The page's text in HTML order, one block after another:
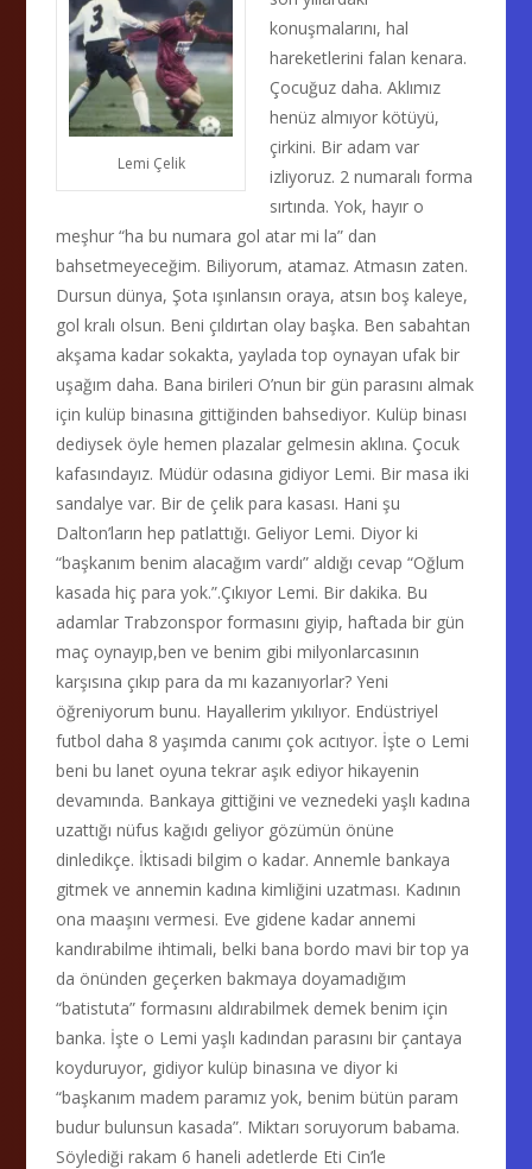
Lemi Çelik
konuşmalarını, hal
hareketlerini falan kenara.
Çocuğuz daha. Aklımız
henüz almıyor kötüyü,
çirkini. Bir adam var
izliyoruz. 2 numaralı forma
sırtında. Yok, hayır o
meşhur “ha bu numara gol atar mi la” dan
bahsetmeyeceğim. Biliyorum, atamaz. Atmasın zaten.
Dursun dünya, Şota ışınlansın oraya, atsın boş kaleye,
gol kralı olsun. Beni çıldırtan olay başka. Ben sabahtan
akşama kadar sokakta, yaylada top oynayan ufak bir
uşağım daha. Bana birileri O’nun bir gün parasını almak
için kulüp binasına gittiğinden bahsediyor. Kulüp binası
dediysek öyle hemen plazalar gelmesin aklına. Çocuk
kafasındayız. Müdür odasına gidiyor Lemi. Bir masa iki
sandalye var. Bir de çelik para kasası. Hani şu
Dalton’ların hep patlattığı. Geliyor Lemi. Diyor ki
“başkanım benim alacağım vardı” aldığı cevap “Oğlum
kasada hiç para yok.”.Çıkıyor Lemi. Bir dakika. Bu
adamlar Trabzonspor formasını giyip, haftada bir gün
maç oynayıp,ben ve benim gibi milyonlarcasının
karşısına çıkıp para da mı kazanıyorlar? Yeni
öğreniyorum bunu. Hayallerim yıkılıyor. Endüstriyel
futbol daha 8 yaşımda canımı çok acıtıyor. İşte o Lemi
beni bu lanet oyuna tekrar aşık ediyor hikayenin
devamında. Bankaya gittiğini ve veznedeki yaşlı kadına
uzattığı nüfus kağıdı geliyor gözümün önüne
dinledikçe. İktisadi bilgim o kadar. Annemle bankaya
gitmek ve annemin kadına kimliğini uzatması. Kadının
ona maaşını vermesi. Eve gidene kadar annemi
kandırabilme ihtimali, belki bana bordo mavi bir top ya
da önünden geçerken bakmaya doyamadığım
“batistuta” formasını aldırabilmek demek benim için
banka. İşte o Lemi yaşlı kadından parasını bir çantaya
koyduruyor, gidiyor kulüp binasına ve diyor ki
“başkanım madem paramız yok, benim bütün param
budur bulunsun kasada”. Miktarı soruyorum babama.
Söylediği rakam 6 haneli adetlerde Eti Cin’le